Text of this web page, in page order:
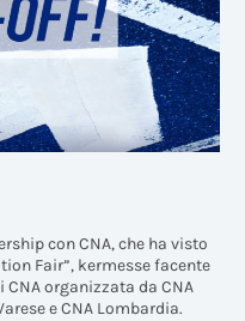
con CNA, che ha visto
Fair”, kermesse facente
organizzata da CNA
e CNA Lombardia.